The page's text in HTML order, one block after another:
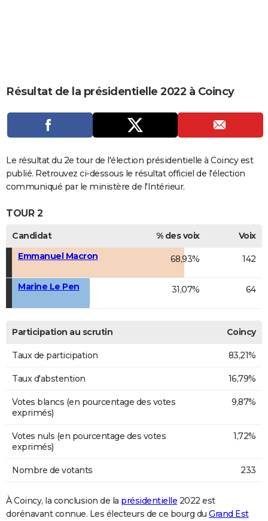
CARTE DE VOEUX
DICTIONNAIRE
Dictionnaire
Biographies
Expressions
Proverbes
PROGRAMME TV
COPAINS D'AVANT
Se connecter
Collèges
Universités
Entreprises
Service militaire
Avis de recherche
AVIS DE DÉCÈS
FORUM
Bricolage
Culture
Television
Voyage
Résultat de la présidentielle 2022 à Coincy
Le résultat du 2e tour de l'élection présidentielle à Coincy est
publié. Retrouvez ci-dessous le résultat officiel de l'élection
communiqué par le ministère de l'Intérieur.
TOUR 2
Candidat % des voix
Voix
Emmanuel Macron
68,93% 142
Marine Le Pen 31,07% 64
Participation au scrutin Coincy
Taux de participation 83,21%
Taux d'abstention 16,79%
Votes blancs (en pourcentage des votes
exprimés)
9,87%
Votes nuls (en pourcentage des votes
exprimés)
1,72%
Nombre de votants 233
À Coincy, la conclusion de la présidentielle 2022 est
dorénavant connue. Les électeurs de ce bourg du Grand Est